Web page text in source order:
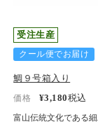
受注生産
クール便でお届け
鯛９号箱入り
価格 ¥3,180税込
富山伝統文化である細